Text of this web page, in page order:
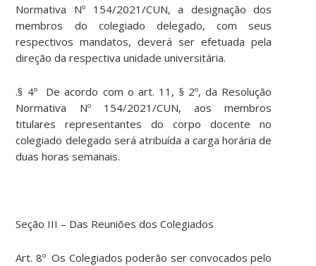
Normativa Nº 154/2021/CUN, a designação dos
membros do colegiado delegado, com seus
respectivos mandatos, deverá ser efetuada pela
direção da respectiva unidade universitária.
.§ 4º De acordo com o art. 11, § 2º, da Resolução
Normativa Nº 154/2021/CUN, aos membros
titulares representantes do corpo docente no
colegiado delegado será atribuída a carga horária de
duas horas semanais.
Seção III – Das Reuniões dos Colegiados
Art. 8º Os Colegiados poderão ser convocados pelo